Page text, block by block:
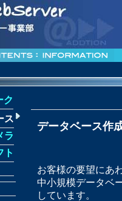
ク
ス
ラ
ト
データベース作
お客様の要望にあ
中小規模データベ
しています。